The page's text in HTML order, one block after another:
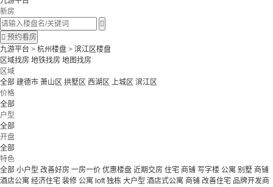
新房

 预约看房
九游平台 > 杭州楼盘 > 滨江区楼盘
区域找房 地铁找房 地图找房
区域
全部 建德市 萧山区 拱墅区 西湖区 上城区 滨江区
价格
全部
户型
全部
开盘
全部
特色
全部 小户型 改善好房 一房一价 优惠楼盘 近期交房 住宅 商铺 写字楼 公寓 别墅 商铺
酒店公寓 经济住宅 装修 公寓 loft独栋 大户型 酒店式公寓 商铺 改善住宅 品牌开发商